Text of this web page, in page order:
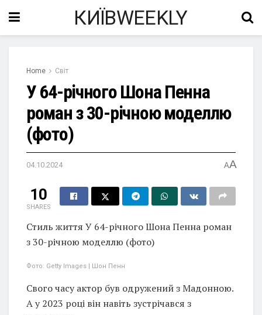
КИЇВWEEKLY
Home Світ
У 64-річного Шона Пенна
роман з 30-річною моделлю
(фото)
04.10.2024 AA
10
SHARES
Стиль життя У 64-річного Шона Пенна роман
з 30-річною моделлю (фото)
Фото: Getty Images | Шон Пенн
Свого часу актор був одружений з Мадонною.
А у 2023 році він навіть зустрічався з